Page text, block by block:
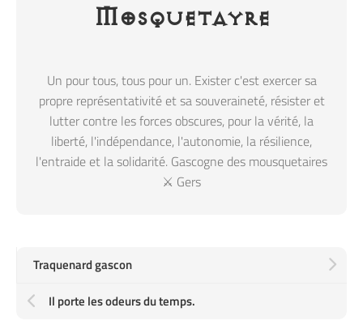
Mosquetayre
Un pour tous, tous pour un. Exister c'est exercer sa
propre représentativité et sa souveraineté, résister et
lutter contre les forces obscures, pour la vérité, la
liberté, l'indépendance, l'autonomie, la résilience,
l'entraide et la solidarité. Gascogne des mousquetaires
⚔️ Gers
Traquenard gascon
Il porte les odeurs du temps.